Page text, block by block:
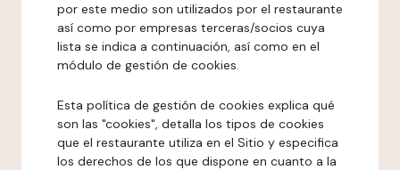
por este medio son utilizados por el restaurante
así como por empresas terceras/socios cuya
lista se indica a continuación, así como en el
módulo de gestión de cookies.
Esta política de gestión de cookies explica qué
son las "cookies", detalla los tipos de cookies
que el restaurante utiliza en el Sitio y especifica
los derechos de los que dispone en cuanto a la